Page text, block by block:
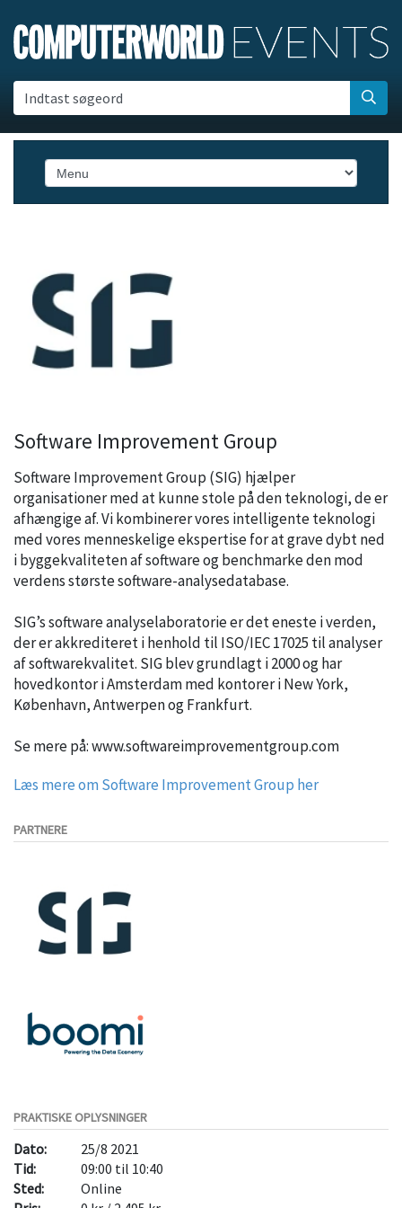
Indtast søgeord
Software Improvement Group
Software Improvement Group (SIG) hjælper
organisationer med at kunne stole på den teknologi, de er
afhængige af. Vi kombinerer vores intelligente teknologi
med vores menneskelige ekspertise for at grave dybt ned
i byggekvaliteten af software og benchmarke den mod
verdens største software-analysedatabase.
SIG’s software analyselaboratorie er det eneste i verden,
der er akkrediteret i henhold til ISO/IEC 17025 til analyser
af softwarekvalitet. SIG blev grundlagt i 2000 og har
hovedkontor i Amsterdam med kontorer i New York,
København, Antwerpen og Frankfurt.
Se mere på: www.softwareimprovementgroup.com
Læs mere om Software Improvement Group her
PARTNERE
PRAKTISKE OPLYSNINGER
Dato:
25/8 2021
Tid:
09:00 til 10:40
Sted:
Online